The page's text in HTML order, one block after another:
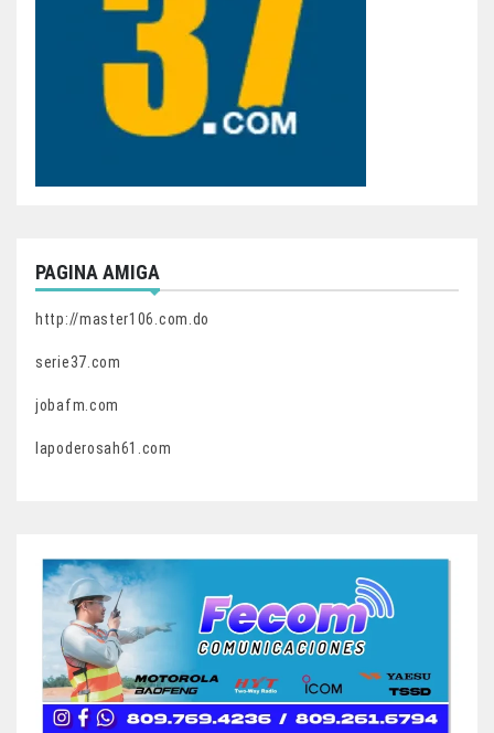
PAGINA AMIGA
http://master106.com.do
serie37.com
jobafm.com
lapoderosah61.com